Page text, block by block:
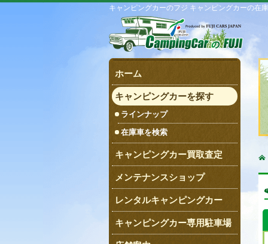
キャンピングカーのフジ キャンピングカーの在
ホーム
キャンピングカーを探す
ラインナップ
在庫車を検索
キャンピングカー買取査定
メンテナンスショップ
レンタルキャンピングカー
キャンピングカー専用駐車場